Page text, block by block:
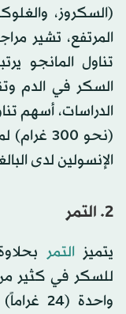
(السكروز،
تناول المانجو
السكر في الدم
الدراسات، أسهم
الإنسولين لدى
2. التمر
يتميز التمر
للسكر في كثير